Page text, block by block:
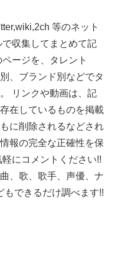
等のネット
で収集してまとめて記
ージを、タレント
、ブランド別などでタ
リンクや動画は、記
在しているものを掲載
に削除されるなどされ
報の完全な正確性を保
にコメントください!!
、歌、歌手、声優、ナ
もできるだけ調べます!!